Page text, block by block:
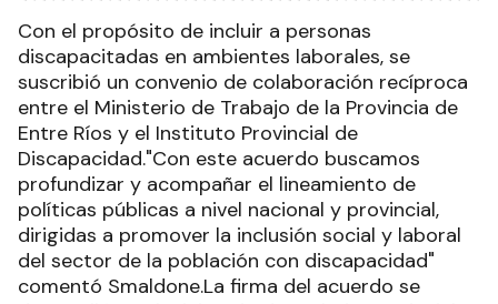
Con el propósito de incluir a personas
discapacitadas en ambientes laborales, se
suscribió un convenio de colaboración recíproca
entre el Ministerio de Trabajo de la Provincia de
Entre Ríos y el Instituto Provincial de
Discapacidad."Con este acuerdo buscamos
profundizar y acompañar el lineamiento de
políticas públicas a nivel nacional y provincial,
dirigidas a promover la inclusión social y laboral
del sector de la población con discapacidad"
comentó Smaldone.La firma del acuerdo se